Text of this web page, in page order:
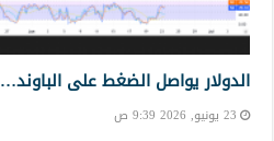
الدولار يواصل الضغط على الباوند… 23-6-2026
23 يونيو, 2026 9:39 ص